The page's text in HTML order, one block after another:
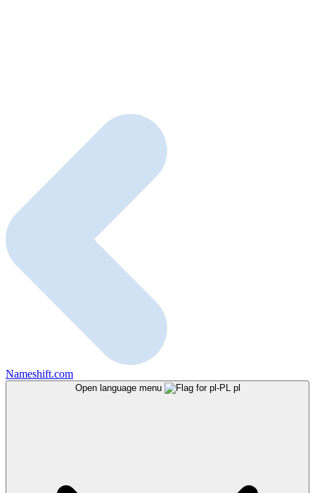
Nameshift.com
Open language menu pl